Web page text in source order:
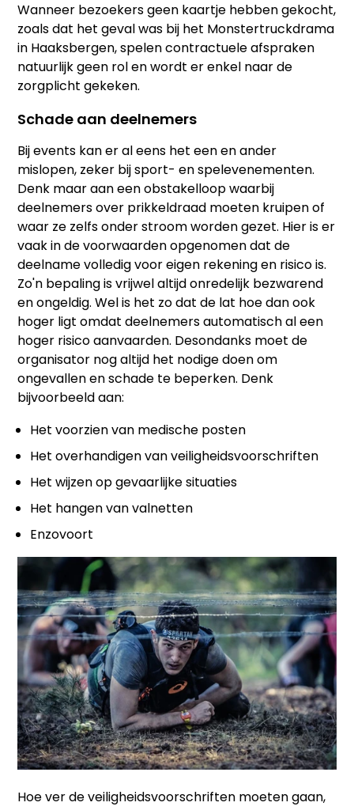
Wanneer bezoekers geen kaartje hebben gekocht,
zoals dat het geval was bij het Monstertruckdrama
in Haaksbergen, spelen contractuele afspraken
natuurlijk geen rol en wordt er enkel naar de
zorgplicht gekeken.
Schade aan deelnemers
Bij events kan er al eens het een en ander
mislopen, zeker bij sport- en spelevenementen.
Denk maar aan een obstakelloop waarbij
deelnemers over prikkeldraad moeten kruipen of
waar ze zelfs onder stroom worden gezet. Hier is er
vaak in de voorwaarden opgenomen dat de
deelname volledig voor eigen rekening en risico is.
Zo'n bepaling is vrijwel altijd onredelijk bezwarend
en ongeldig. Wel is het zo dat de lat hoe dan ook
hoger ligt omdat deelnemers automatisch al een
hoger risico aanvaarden. Desondanks moet de
organisator nog altijd het nodige doen om
ongevallen en schade te beperken. Denk
bijvoorbeeld aan:
Het voorzien van medische posten
Het overhandigen van veiligheidsvoorschriften
Het wijzen op gevaarlijke situaties
Het hangen van valnetten
Enzovoort
Hoe ver de veiligheidsvoorschriften moeten gaan,